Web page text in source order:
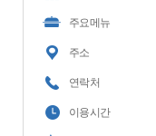
주요메뉴
주소
연락처
이용시간